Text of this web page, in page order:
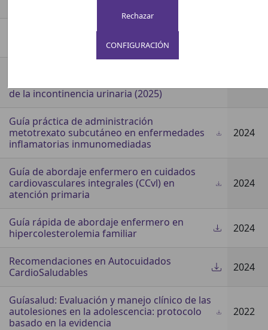
Folleto Recomendaciones en Autocuidados
de la incontinencia urinaria (2025)
Guía práctica de administración
metotrexato subcutáneo en enfermedades
inflamatorias inmunomediadas
2024
Guía de abordaje enfermero en cuidados
cardiovasculares integrales (CCvl) en
atención primaria
2024
Guía rápida de abordaje enfermero en
hipercolesterolemia familiar
2024
Recomendaciones en Autocuidados
CardioSaludables
2024
Guíasalud: Evaluación y manejo clínico de las
autolesiones en la adolescencia: protocolo
basado en la evidencia
2022
CONFIGURACIÓN